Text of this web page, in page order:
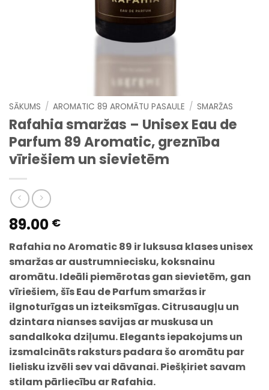
SĀKUMS / AROMATIC 89 AROMĀTU PASAULE / SMARŽAS
Rafahia smaržas – Unisex Eau de
Parfum 89 Aromatic, greznība
vīriešiem un sievietēm
89.00 €
Rafahia no Aromatic 89 ir luksusa klases unisex
smaržas ar austrumniecisku, koksnainu
aromātu. Ideāli piemērotas gan sievietēm, gan
vīriešiem, šīs Eau de Parfum smaržas ir
ilgnoturīgas un izteiksmīgas. Citrusaugļu un
dzintara nianses savijas ar muskusa un
sandalkoka dziļumu. Elegants iepakojums un
izsmalcināts raksturs padara šo aromātu par
lielisku izvēli sev vai dāvanai. Piešķiriet savam
stilam pārliecību ar Rafahia.